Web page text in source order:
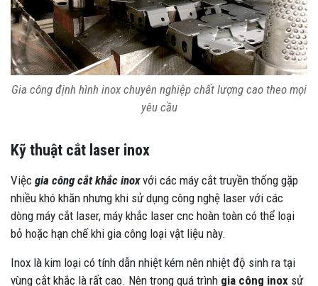
Gia công định hình inox chuyên nghiệp chất lượng cao theo mọi
yêu cầu
Kỹ thuật cắt laser inox
Việc gia công cắt khắc inoxvới các máy cắt truyền thống gặp
nhiều khó khăn nhưng khi sử dụng công nghệ laser với các
dòng máy cắt laser, máy khắc laser cnc hoàn toàn có thể loại
bỏ hoặc hạn chế khi gia công loại vật liệu này.
Inox là kim loại có tính dẫn nhiệt kém nên nhiệt độ sinh ra tại
vùng cắt khắc là rất cao. Nên trong quá trình gia công inox sử